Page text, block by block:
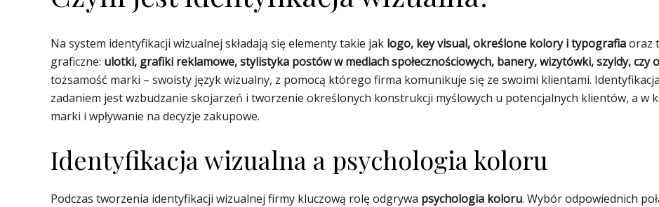
Na system identyfikacji wizualnej składają się elementy takie jak logo, key visual, określone kolory i typografiaoraz
graficzne: ulotki, grafiki reklamowe, stylistyka postów w mediach społecznościowych, banery, wizytówki, szyldy, czy
tożsamość marki – swoisty język wizualny, z pomocą którego firma komunikuje się ze swoimi klientami.
zadaniem jest wzbudzanie skojarzeń i tworzenie określonych konstrukcji myślowych u potencjalnych klientów, a w
marki i wpływanie na decyzje zakupowe.
Identyfikacja wizualna a psychologia koloru
Podczas tworzenia identyfikacji wizualnej firmy kluczową rolę odgrywa psychologia koloru. Wybór odpowiednich